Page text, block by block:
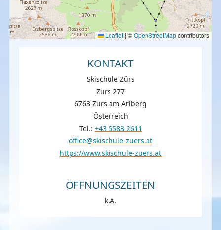
Leaflet | ©OpenStreetMapcontributors
KONTAKT
Skischule Zürs
Zürs 277
6763 Zürs am Arlberg
Österreich
Tel.: +43 5583 2611
office@skischule-zuers.at
https://www.skischule-zuers.at
ÖFFNUNGSZEITEN
k.A.